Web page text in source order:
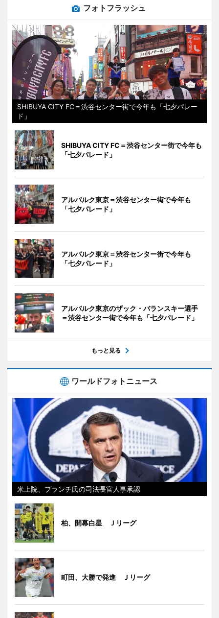
フォトフラッシュ
SHIBUYA CITY FC＝渋谷センター街で今年も「七夕パレー
ド」
SHIBUYA CITY FC＝渋谷センター街で今年も
「七夕パレード」
アルバルク東京＝渋谷センター街で今年も
「七夕パレード」
アルバルク東京＝渋谷センター街で今年も
「七夕パレード」
アルバルク東京のザック・バランスキー選手
＝渋谷センター街で今年も「七夕パレード」
もっと見る
ワールドフォトニュース
米上院、ブランチ氏の司法長官人事承認
柏、開幕白星 Ｊリーグ
町田、大勝で発進 Ｊリーグ